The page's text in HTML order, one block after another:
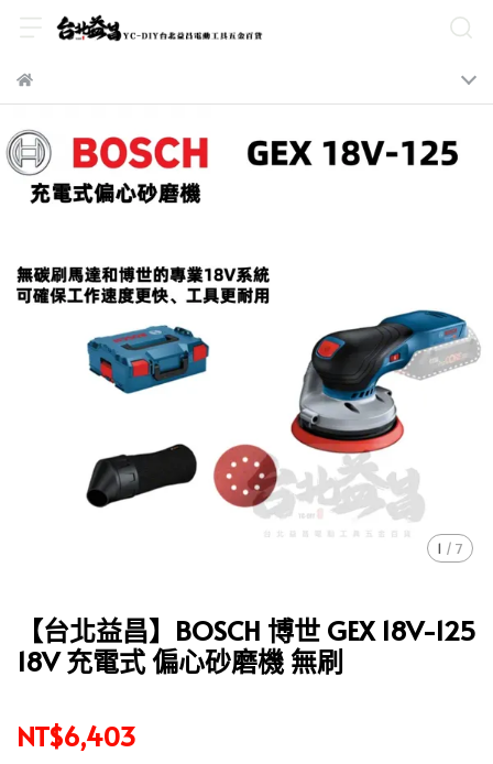
1 / 7
【台北益昌】BOSCH 博世 GEX 18V-125
18V 充電式 偏心砂磨機 無刷
NT$6,403